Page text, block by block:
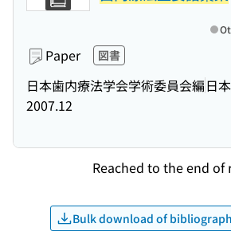
Paper 図書
日本歯内療法学会学術委員会編日
2007.12
Reached to the end of
Bulk download of